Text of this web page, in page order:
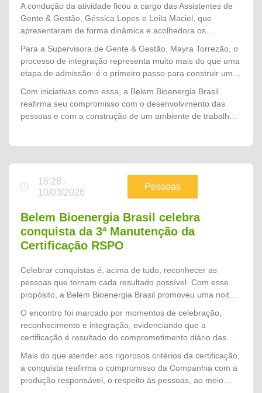
organizacionais desde o primeiro dia.
A condução da atividade ficou a cargo das Assistentes de
Gente & Gestão, Géssica Lopes e Leila Maciel, que
apresentaram de forma dinâmica e acolhedora os
preparando os colaboradores para o início das atividades
no campo.
Para a Supervisora de Gente & Gestão, Mayra Torrezão, o
processo de integração representa muito mais do que uma
etapa de admissão: é o primeiro passo para construir uma
compromisso com a cultura da empresa. "A integração é o
momento em que acolhemos cada novo colaborador e
mostramos que, além de fazer parte de uma equipe, ele
segurança e o desenvolvimento profissional. Nosso
atividade e se sintam preparados para contribuir com uma
Safra 2026 segura, produtiva e de excelência."
Com iniciativas como essa, a Belem Bioenergia Brasil
reafirma seu compromisso com o desenvolvimento das
pessoas e com a construção de um ambiente de trabalho
16:28 -
10/03/2026
Pessoas
Belem Bioenergia Brasil celebra
conquista da 3ª Manutenção da
Certificação RSPO
Celebrar conquistas é, acima de tudo, reconhecer as
pessoas que tornam cada resultado possível. Com esse
propósito, a Belem Bioenergia Brasil promoveu uma noite
colaboradores que participaram diretamente do processo
que culminou na conquista da 3ª Manutenção da
Certificação RSPO (Roundtable on Sustainable Palm Oil),
um dos mais importantes reconhecimentos internacionais
voltados à produção sustentável de óleo de palma.
O encontro foi marcado por momentos de celebração,
reconhecimento e integração, evidenciando que a
certificação é resultado do comprometimento diário das
socioambiental e a melhoria contínua dos processos.
Mais do que atender aos rigorosos critérios da certificação,
a conquista reafirma o compromisso da Companhia com a
produção responsável, o respeito às pessoas, ao meio